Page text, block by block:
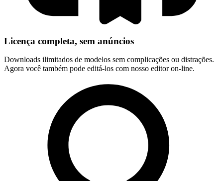
Licença completa, sem anúncios
Downloads ilimitados de modelos sem complicações ou distrações.
Agora você também pode editá-los com nosso editor on-line.